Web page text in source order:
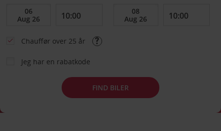
Chauffør over 25 år
Jeg har en rabatkode
FIND BILER